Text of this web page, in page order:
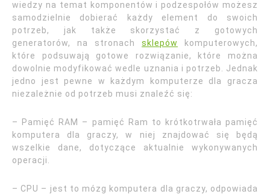
wiedzy na temat komponentów i podzespołów możesz
samodzielnie dobierać każdy element do swoich
potrzeb, jak także skorzystać z gotowych
generatorów, na stronach sklepów
komputerowych,
które podsuwają gotowe rozwiązanie, które można
dowolnie modyfikować wedle uznania i potrzeb. Jednak
jedno jest pewne w każdym komputerze dla gracza
niezależnie od potrzeb musi znaleźć się:
– Pamięć RAM – pamięć Ram to krótkotrwała pamięć
komputera dla graczy, w niej znajdować się będą
wszelkie dane, dotyczące aktualnie wykonywanych
operacji.
– CPU – jest to mózg komputera dla graczy, odpowiada